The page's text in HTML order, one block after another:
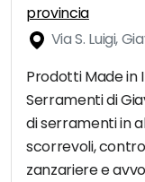
provincia
Via S. Luigi,
Prodotti Made in
Serramenti di
di serramenti in
scorrevoli,
zanzariere e